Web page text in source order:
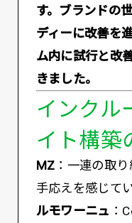
す。ブランドの
ディーに改善を
ム内に試行と改
きました。
インクル
イト構築
MZ ：一連の取
手応えを感じて
ルモワーニュ ：